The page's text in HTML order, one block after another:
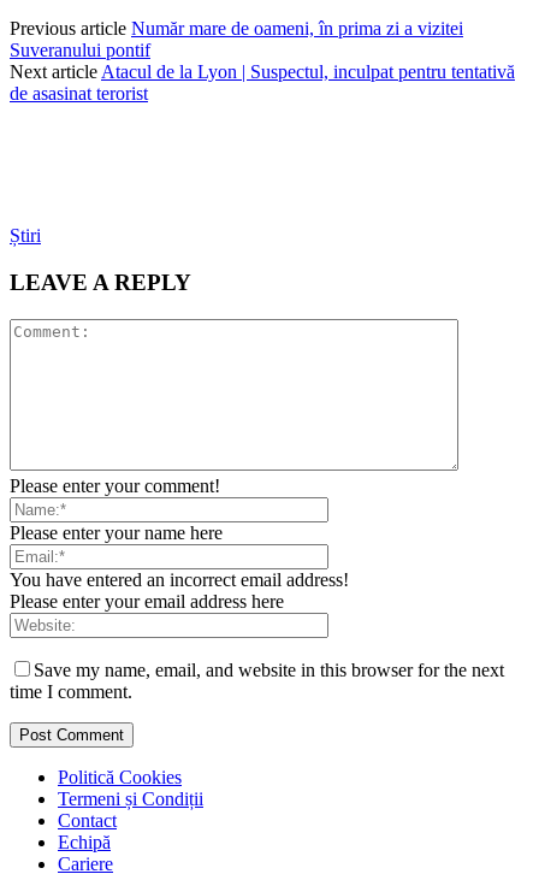
Previous article Număr mare de oameni, în prima zi a vizitei
Suveranului pontif
Next article Atacul de la Lyon | Suspectul, inculpat pentru tentativă
de asasinat terorist
Știri
LEAVE A REPLY
Please enter your comment!
Please enter your name here
You have entered an incorrect email address!
Please enter your email address here
Save my name, email, and website in this browser for the next
time I comment.
Politică Cookies
Termeni și Condiții
Contact
Echipă
Cariere